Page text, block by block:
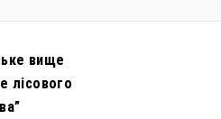
вище
лісового